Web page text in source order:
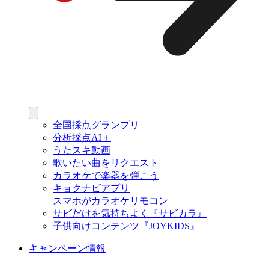
全国採点グランプリ
分析採点AI＋
うたスキ動画
歌いたい曲をリクエスト
カラオケで楽器を弾こう
キョクナビアプリ
スマホがカラオケリモコン
サビだけを気持ちよく『サビカラ』
子供向けコンテンツ『JOYKIDS』
キャンペーン情報